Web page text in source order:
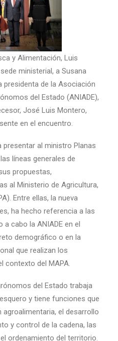
y Alimentación, Luis
ministerial, a Susana
presidenta de la Asociación
del Estado (ANIADE),
José Luis Montero,
en el encuentro.
presentar al ministro Planas
líneas generales de
propuestas,
al Ministerio de Agricultura,
Entre ellas, la nueva
ha hecho referencia a las
a cabo la ANIADE en el
demográfico o en la
que realizan los
contexto del MAPA.
del Estado trabaja
y tiene funciones que
el desarrollo
y control de la cadena, las
ordenamiento del territorio.